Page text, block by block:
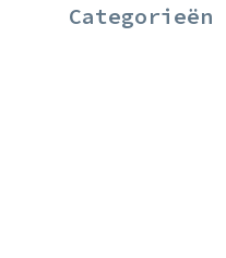
Categorieën